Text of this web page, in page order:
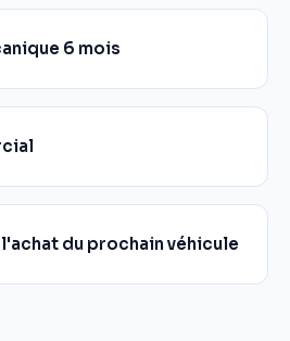
6 mois
du prochain véhicule